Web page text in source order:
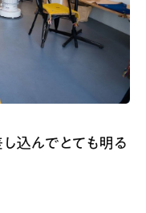
込んでとても明る